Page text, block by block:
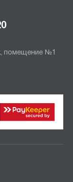
помещение №1